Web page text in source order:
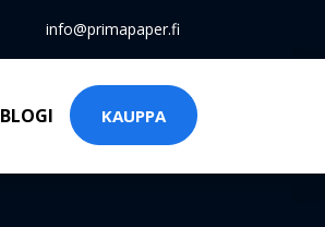
info@primapaper.fi
BLOGI KAUPPA